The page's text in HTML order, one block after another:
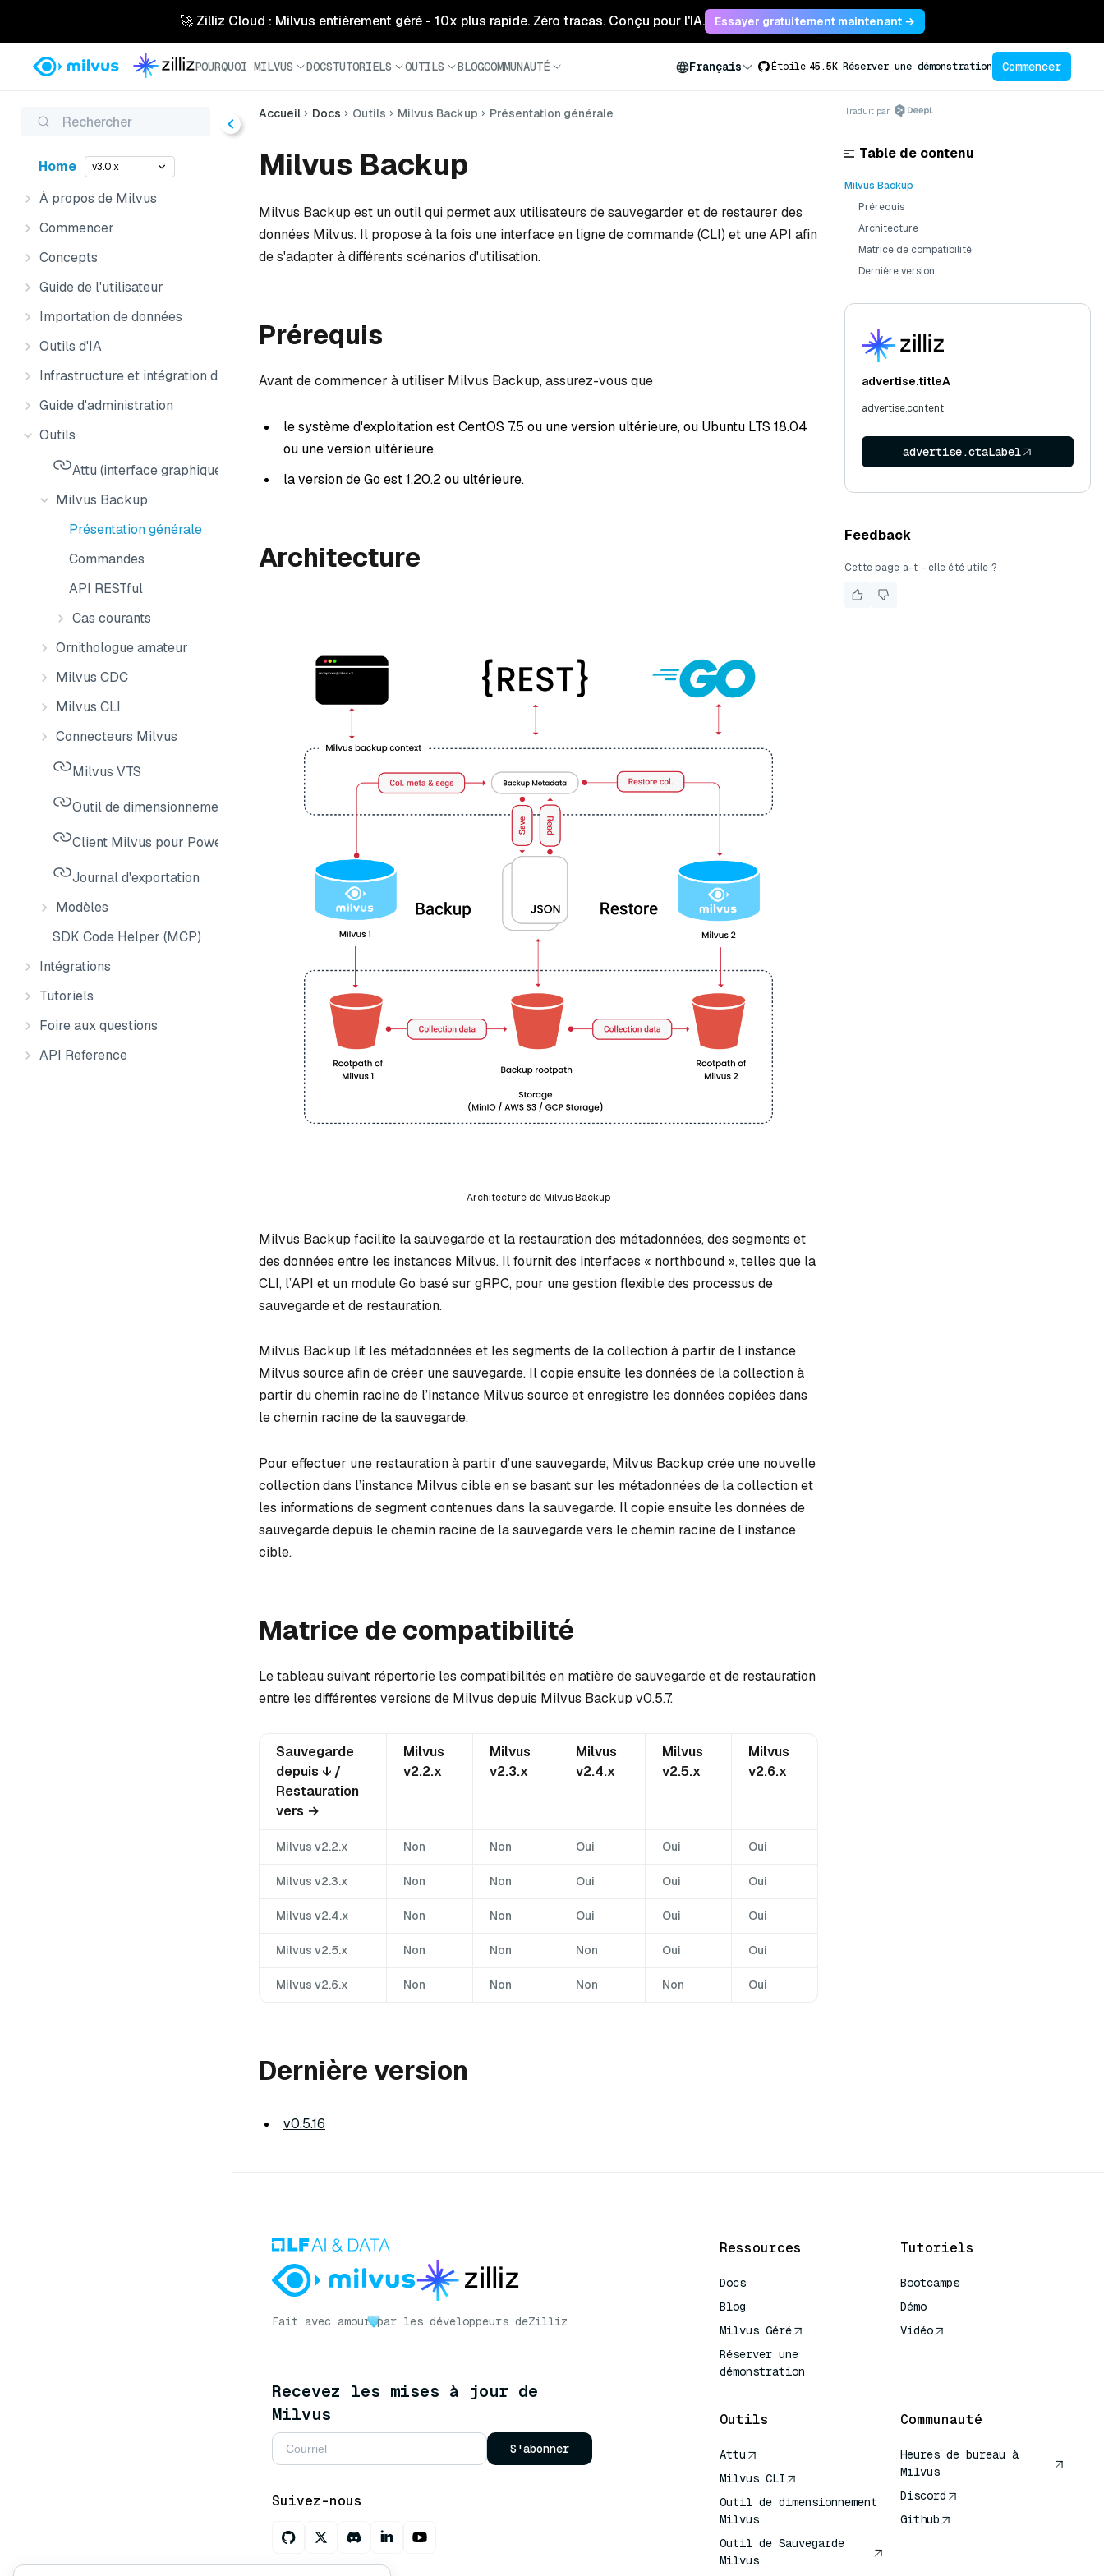
🚀 Zilliz Cloud : Milvus entièrement géré - 10x plus rapide. Zéro tracas. Conçu pour l'IA. Essayer gratuitement maintenant →
POURQUOI MILVUS DOCSTUTORIELS OUTILS BLOGCOMMUNAUTÉ Français Étoile 45.5K Réserver une démonstration Commencer
Rechercher
Home v3.0.x
À propos de Milvus
Commencer
Concepts
Guide de l'utilisateur
Importation de données
Outils d'IA
Infrastructure et intégration des données
Guide d'administration
Outils
Attu (interface graphique Milvus)
Milvus Backup
Présentation générale
Commandes
API RESTful
Cas courants
Ornithologue amateur
Milvus CDC
Milvus CLI
Connecteurs Milvus
Milvus VTS
Outil de dimensionnement Milvus
Client Milvus pour PowerShell
Journal d'exportation
Modèles
SDK Code Helper (MCP)
Intégrations
Tutoriels
Foire aux questions
API Reference
Accueil Docs Outils Milvus Backup Présentation générale
Milvus Backup
Milvus Backup est un outil qui permet aux utilisateurs de sauvegarder et de restaurer des
données Milvus. Il propose à la fois une interface en ligne de commande (CLI) et une API afin
de s'adapter à différents scénarios d'utilisation.
Prérequis
Avant de commencer à utiliser Milvus Backup, assurez-vous que
le système d'exploitation est CentOS 7.5 ou une version ultérieure, ou Ubuntu LTS 18.04
ou une version ultérieure,
la version de Go est 1.20.2 ou ultérieure.
Architecture
Architecture de Milvus Backup
Milvus Backup facilite la sauvegarde et la restauration des métadonnées, des segments et
des données entre les instances Milvus. Il fournit des interfaces « northbound », telles que la
CLI, l’API et un module Go basé sur gRPC, pour une gestion flexible des processus de
sauvegarde et de restauration.
Milvus Backup lit les métadonnées et les segments de la collection à partir de l’instance
Milvus source afin de créer une sauvegarde. Il copie ensuite les données de la collection à
partir du chemin racine de l’instance Milvus source et enregistre les données copiées dans
le chemin racine de la sauvegarde.
Pour effectuer une restauration à partir d’une sauvegarde, Milvus Backup crée une nouvelle
collection dans l’instance Milvus cible en se basant sur les métadonnées de la collection et
les informations de segment contenues dans la sauvegarde. Il copie ensuite les données de
sauvegarde depuis le chemin racine de la sauvegarde vers le chemin racine de l’instance
cible.
Matrice de compatibilité
Le tableau suivant répertorie les compatibilités en matière de sauvegarde et de restauration
entre les différentes versions de Milvus depuis Milvus Backup v0.5.7.
Sauvegarde
depuis ↓ /
Restauration
vers →
Milvus
v2.2.x
Milvus
v2.3.x
Milvus
v2.4.x
Milvus
v2.5.x
Milvus
v2.6.x
Milvus v2.2.x Non Non Oui Oui Oui
Milvus v2.3.x Non Non Oui Oui Oui
Milvus v2.4.x Non Non Oui Oui Oui
Milvus v2.5.x Non Non Non Oui Oui
Milvus v2.6.x Non Non Non Non Oui
Dernière version
v0.5.16
Traduit par
Table de contenu
Milvus Backup
Prérequis
Architecture
Matrice de compatibilité
Dernière version
advertise.titleA
advertise.content
advertise.ctaLabel
Feedback
Cette page a-t - elle été utile ?
Fait avec amour par les développeurs deZilliz
Recevez les mises à jour de
Milvus
S'abonner
Suivez-nous
Ressources
Docs
Blog
Milvus Géré
Réserver une
démonstration
Tutoriels
Bootcamps
Démo
Vidéo
Outils
Attu
Milvus CLI
Outil de dimensionnement
Milvus
Outil de Sauvegarde
Milvus
Communauté
Heures de bureau à
Milvus
Discord
Github